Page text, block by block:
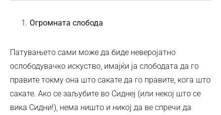
Огромната слобода
Патувањето сами може да биде неверојатно
ослободувачко искуство, имајќи ја слободата да го
правите токму она што сакате да го правите, кога што
сакате. Ако се заљубите во Сиднеј (или некој што се
вика Сидни!), нема ништо и никој да ве спречи да